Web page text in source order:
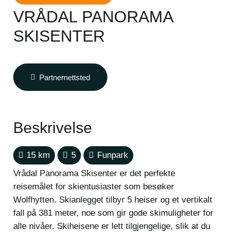
VRÅDAL PANORAMA
SKISENTER
Partnernettsted
Beskrivelse
15 km 5
Funpark
Vrådal Panorama Skisenter er det perfekte
reisemålet for skientusiaster som besøker
Wolfhytten. Skianlegget tilbyr 5 heiser og et vertikalt
fall på 381 meter, noe som gir gode skimuligheter for
alle nivåer. Skiheisene er lett tilgjengelige, slik at du